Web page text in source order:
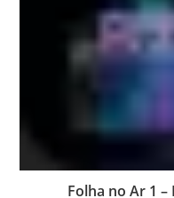
Folha no Ar 1